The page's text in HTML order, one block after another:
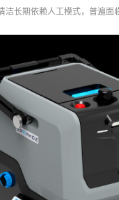
洁长期依赖人工模式，普遍面